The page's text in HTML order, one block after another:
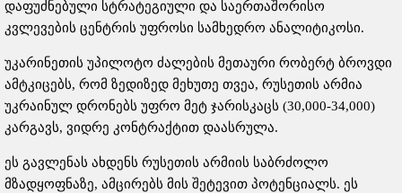
დაფუძნებული სტრატეგიული და საერთაშორისო
კვლევების ცენტრის უფროსი სამხედრო ანალიტიკოსი.
უკარინეთის უპილოტო ძალების მეთაური რობერტ ბროვდი
ამტკიცებს, რომ ზედიზედ მეხუთე თვეა, რუსეთის არმია
უკრაინულ დრონებს უფრო მეტ ჯარისკაცს (30,000-34,000)
კარგავს, ვიდრე კონტრაქტით დაასრულა.
ეს გავლენას ახდენს რუსეთის არმიის საბრძოლო
მზადყოფნაზე, ამცირებს მის შეტევით პოტენციალს. ეს